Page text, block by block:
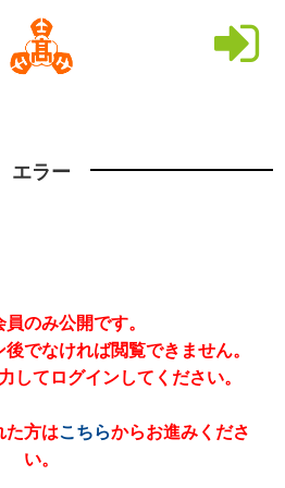
エラー
員のみ公開です。
でなければ閲覧できません。
してログインしてください。
た方はこちらからお進みくださ
い。